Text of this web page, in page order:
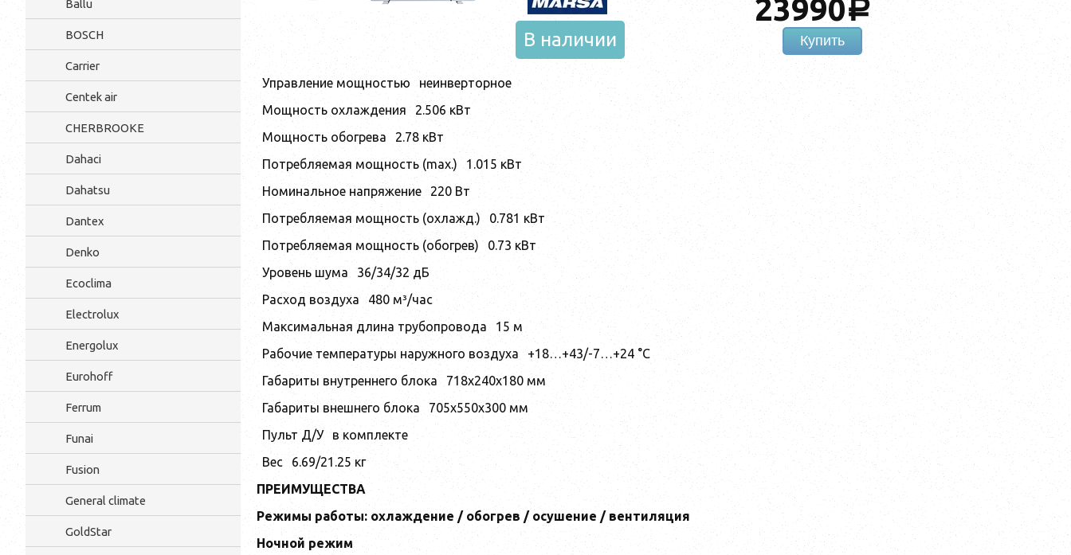
Ballu
BOSCH
Carrier
Centek air
CHERBROOKE
Dahaci
Dahatsu
Dantex
Denko
Ecoclima
Electrolux
Energolux
Eurohoff
Ferrum
Funai
Fusion
General climate
GoldStar
23990a
Купить
В наличии
Управление мощностью
неинверторное
Мощность охлаждения
2.506 кВт
Мощность обогрева
2.78 кВт
Потребляемая мощность (max.)
1.015 кВт
Номинальное напряжение
220 Вт
Потребляемая мощность (охлажд.)
0.781 кВт
Потребляемая мощность (обогрев)
0.73 кВт
Уровень шума
36/34/32 дБ
Расход воздуха
480 м³/час
Максимальная длина трубопровода
15 м
Рабочие температуры наружного воздуха
+18…+43/-7…+24 °С
Габариты внутреннего блока
718х240х180 мм
Габариты внешнего блока
705х550х300 мм
Пульт Д/У
в комплекте
Вес
6.69/21.25 кг
ПРЕИМУЩЕСТВА
Режимы работы: охлаждение / обогрев / осушение / вентиляция
Ночной режим